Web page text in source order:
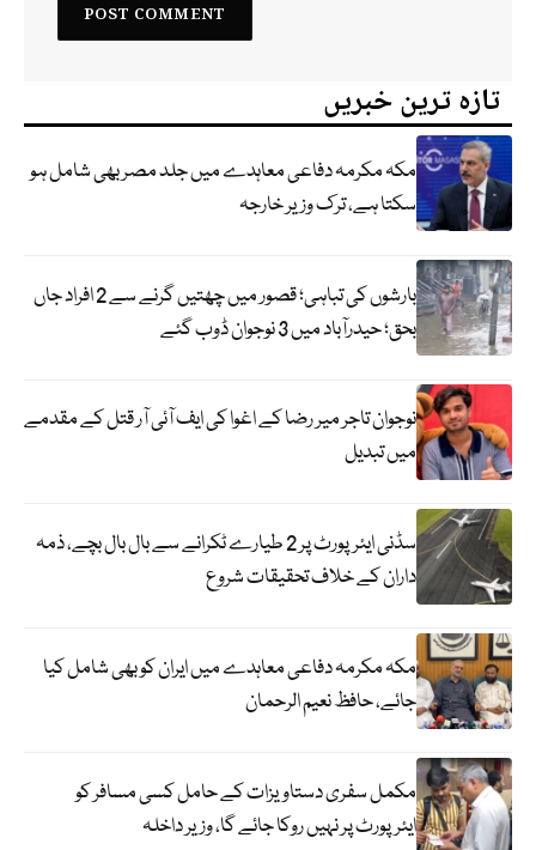
تازہ ترین خبریں
مکہ مکرمہ دفاعی معاہدے میں جلد مصر بھی شامل ہو
سکتا ہے، ترک وزیر خارجہ
بارشوں کی تباہی؛ قصور میں چھتیں گرنے سے 2 افراد جاں
بحق؛ حیدرآباد میں 3 نوجوان ڈوب گئے
نوجوان تاجر میر رضا کے اغوا کی ایف آئی آر قتل کے مقدمے
میں تبدیل
سڈنی ایئرپورٹ پر 2 طیارے ٹکرانے سے بال بال بچے، ذمہ
داران کے خلاف تحقیقات شروع
مکہ مکرمہ دفاعی معاہدے میں ایران کو بھی شامل کیا
جائے، حافظ نعیم الرحمان
مکمل سفری دستاویزات کے حامل کسی مسافر کو
ایئرپورٹ پر نہیں روکا جائے گا، وزیر داخلہ